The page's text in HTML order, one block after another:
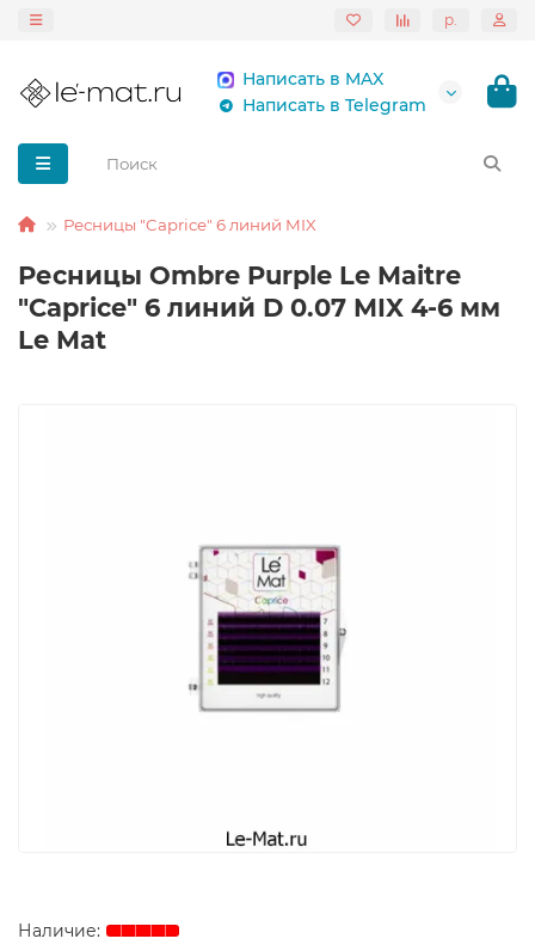
р.
Написать в MAX
Написать в Telegram
Ресницы "Caprice" 6 линий MIX
Ресницы Ombre Purple Le Maitre
"Caprice" 6 линий D 0.07 MIX 4-6 мм
Le Mat